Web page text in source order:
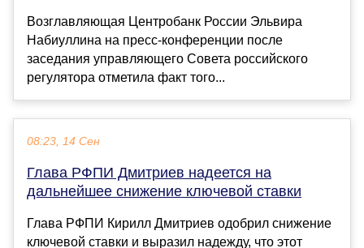
Возглавляющая Центробанк России Эльвира
Набиуллина на пресс-конференции после
заседания управляющего Совета российского
регулятора отметила факт того...
08:23, 14 Сен
Глава РФПИ Дмитриев надеется на
дальнейшее снижение ключевой ставки
Глава РФПИ Кирилл Дмитриев одобрил снижение
ключевой ставки и выразил надежду, что этот